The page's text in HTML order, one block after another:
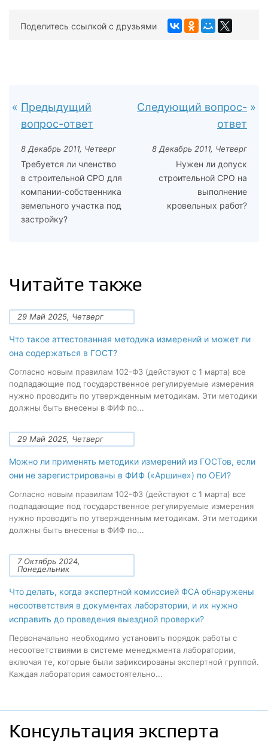
Поделитесь ссылкой с друзьями
Предыдущий
вопрос-ответ
8 Декабрь 2011, Четверг
Требуется ли членство
в строительной СРО для
компании-собственника
земельного участка под
застройку?
Следующий вопрос-
ответ
8 Декабрь 2011, Четверг
Нужен ли допуск
строительной СРО на
выполнение
кровельных работ?
Читайте также
29 Май 2025, Четверг
Что такое аттестованная методика измерений и может ли
она содержаться в ГОСТ?
Согласно новым правилам 102-ФЗ (действуют с 1 марта) все
подпадающие под государственное регулируемые измерения
нужно проводить по утвержденным методикам. Эти методики
должны быть внесены в ФИФ по...
29 Май 2025, Четверг
Можно ли применять методики измерений из ГОСТов, если
они не зарегистрированы в ФИФ («Аршине») по ОЕИ?
Согласно новым правилам 102-ФЗ (действуют с 1 марта) все
подпадающие под государственное регулируемые измерения
нужно проводить по утвержденным методикам. Эти методики
должны быть внесены в ФИФ по...
7 Октябрь 2024,
Понедельник
Что делать, когда экспертной комиссией ФСА обнаружены
несоответствия в документах лаборатории, и их нужно
исправить до проведения выездной проверки?
Первоначально необходимо установить порядок работы с
несоответствиями в системе менеджмента лаборатории,
включая те, которые были зафиксированы экспертной группой.
Каждая лаборатория самостоятельно...
Консультация эксперта